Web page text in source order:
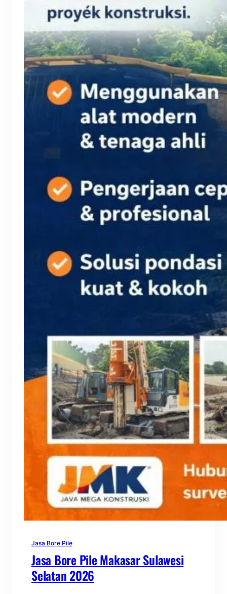
Jasa Bore Pile
Jasa Bore Pile Makasar Sulawesi
Selatan 2026